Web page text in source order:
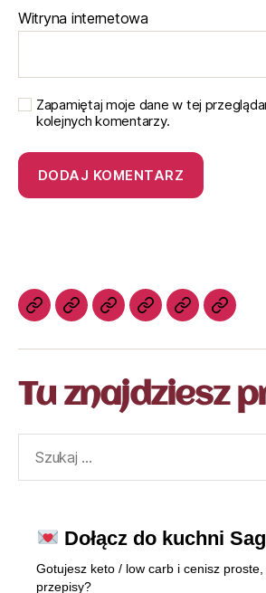
Witryna internetowa
Zapamiętaj moje dane w tej
kolejnych komentarzy.
Tu znajdziesz
Dołącz do kuchni
Gotujesz keto / low carb i cenisz
przepisy?